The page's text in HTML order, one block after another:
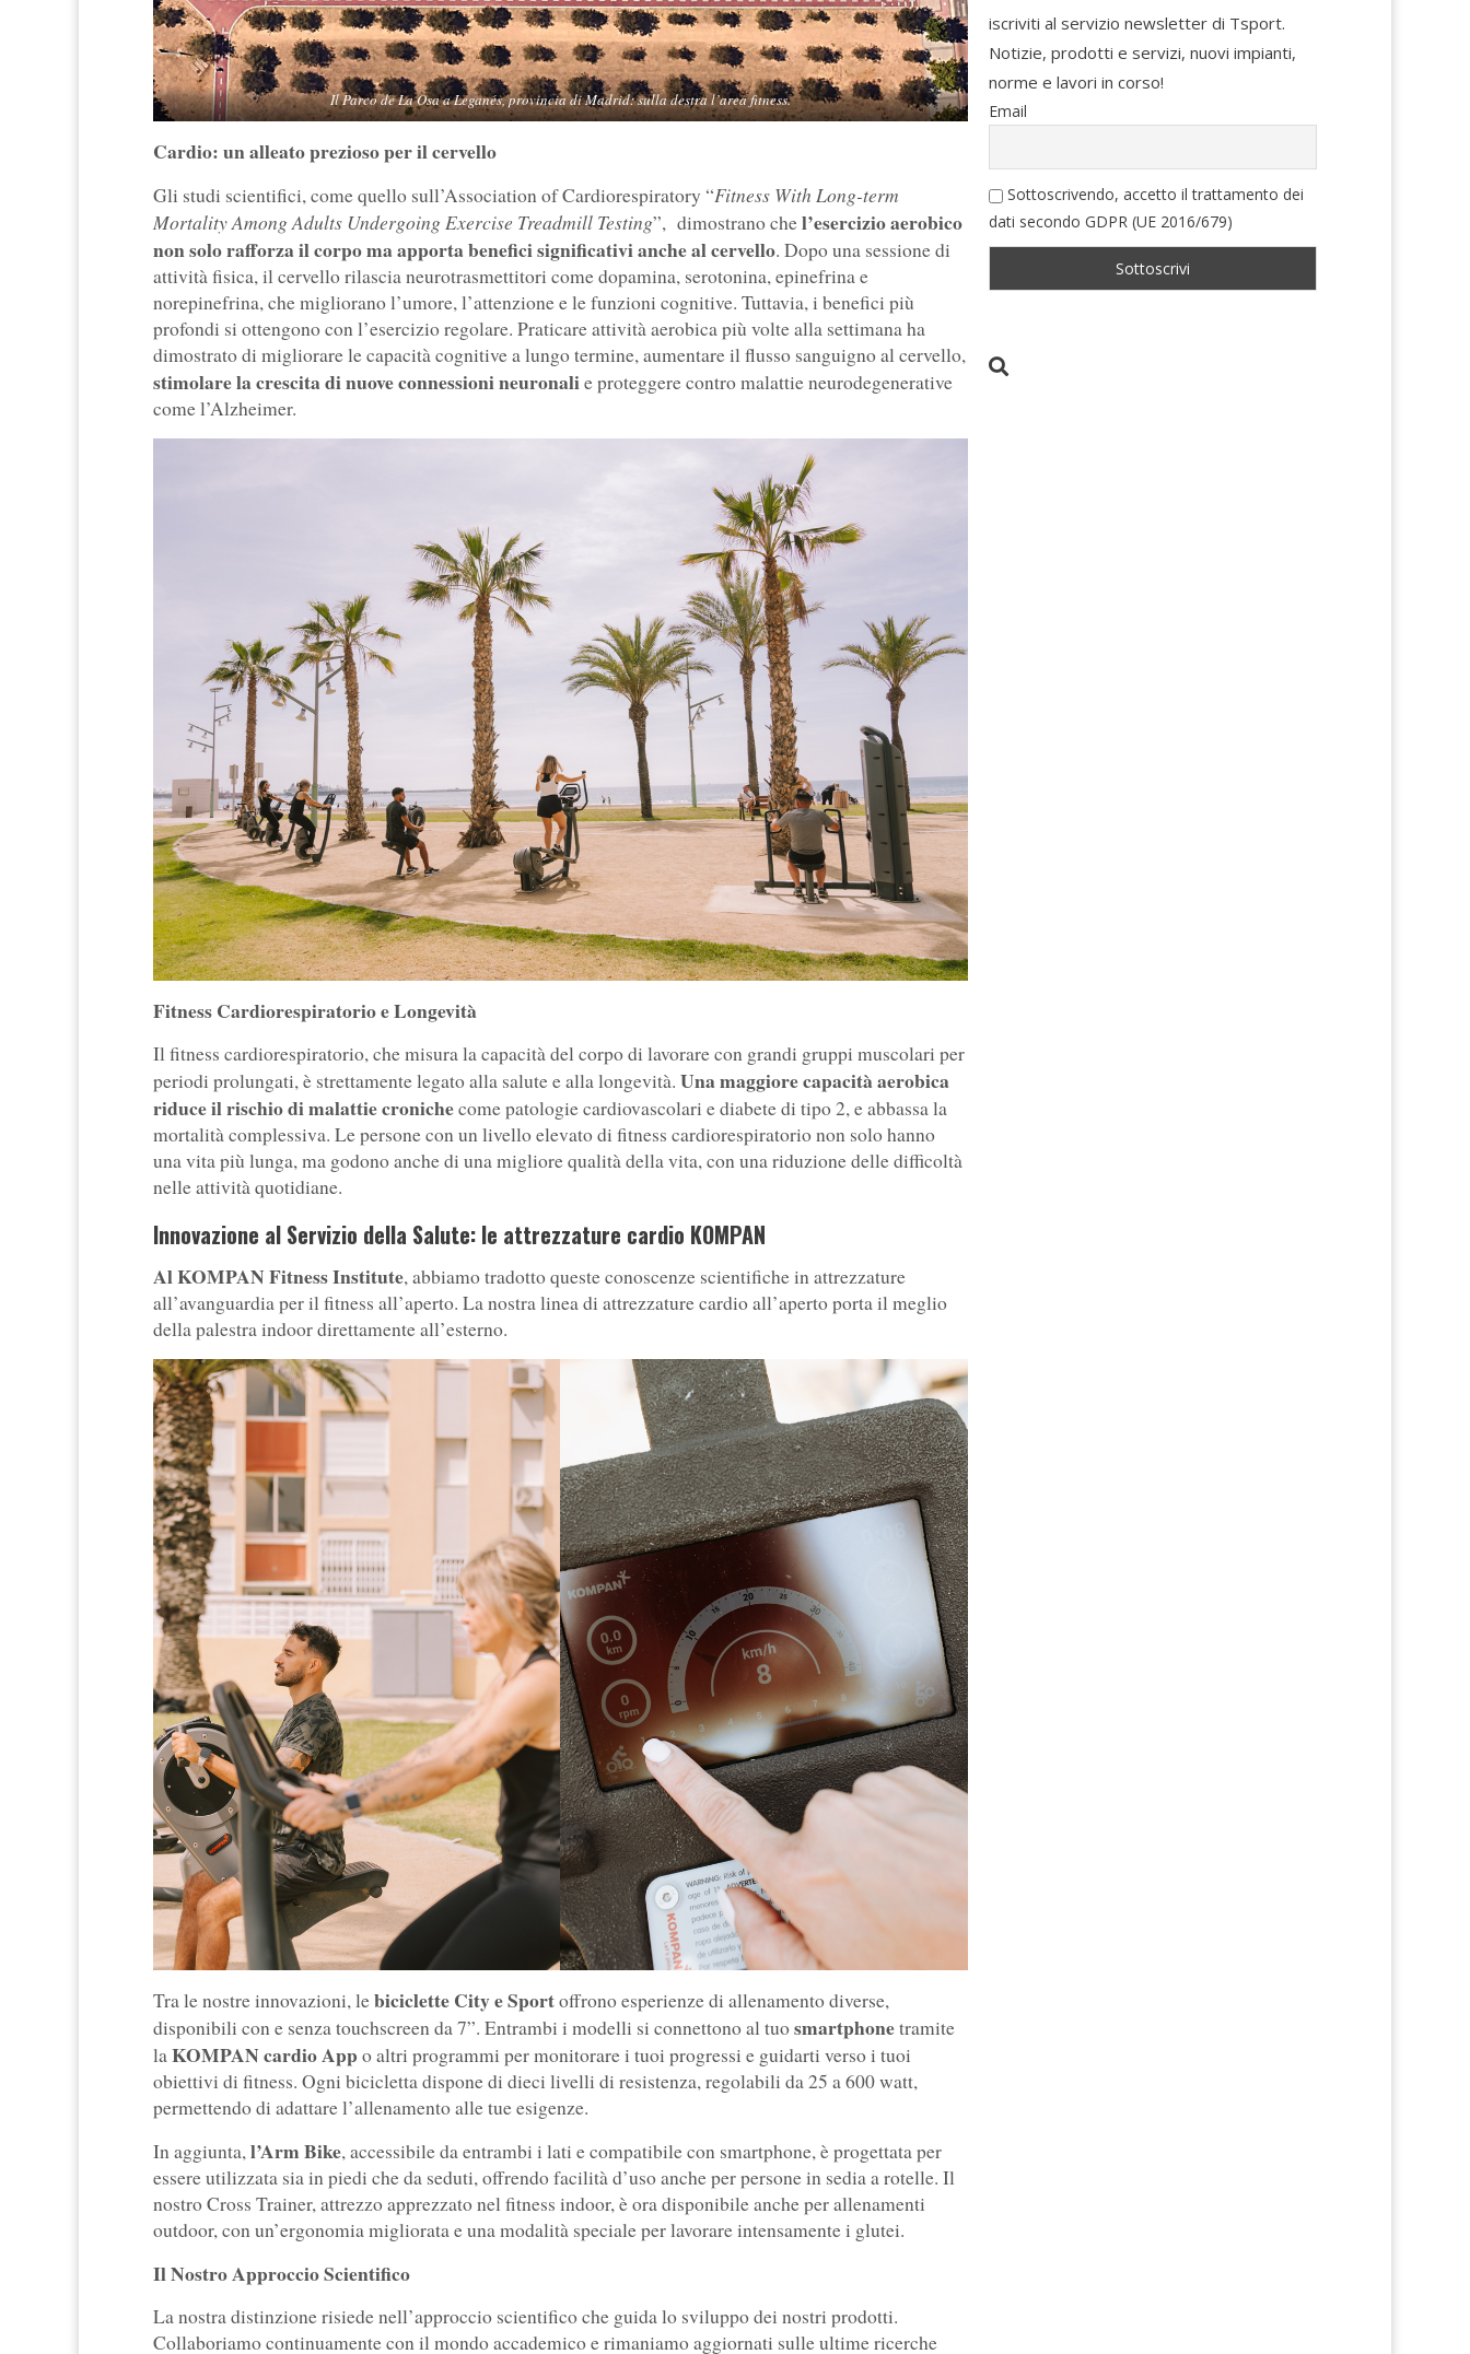
Il Parco de La Osa a Leganés, provincia di Madrid: sulla destra l’area fitness.
Cardio: un alleato prezioso per il cervello
Gli studi scientifici, come quello sull’Association of Cardiorespiratory “Fitness With Long-term
Mortality Among Adults Undergoing Exercise Treadmill Testing”, dimostrano chel’esercizio aerobico
non solo rafforza il corpo ma apporta benefici significativi anche al cervello. Dopo una sessione di
attività fisica, il cervello rilascia neurotrasmettitori come dopamina, serotonina, epinefrina e
norepinefrina, che migliorano l’umore, l’attenzione e le funzioni cognitive. Tuttavia, i benefici più
profondi si ottengono con l’esercizio regolare. Praticare attività aerobica più volte alla settimana ha
dimostrato di migliorare le capacità cognitive a lungo termine, aumentare il flusso sanguigno al cervello,
stimolare la crescita di nuove connessioni neuronalie proteggere contro malattie neurodegenerative
come l’Alzheimer.
Fitness Cardiorespiratorio e Longevità
Il fitness cardiorespiratorio, che misura la capacità del corpo di lavorare con grandi gruppi muscolari per
periodi prolungati, è strettamente legato alla salute e alla longevità. Una maggiore capacità aerobica
riduce il rischio di malattie cronichecome patologie cardiovascolari e diabete di tipo 2, e abbassa la
mortalità complessiva. Le persone con un livello elevato di fitness cardiorespiratorio non solo hanno
una vita più lunga, ma godono anche di una migliore qualità della vita, con una riduzione delle difficoltà
nelle attività quotidiane.
Innovazione al Servizio della Salute: le attrezzature cardio KOMPAN
Al KOMPAN Fitness Institute, abbiamo tradotto queste conoscenze scientifiche in attrezzature
all’avanguardia per il fitness all’aperto. La nostra linea di attrezzature cardio all’aperto porta il meglio
della palestra indoor direttamente all’esterno.
Tra le nostre innovazioni, lebiciclette City e Sportoffrono esperienze di allenamento diverse,
disponibili con e senza touchscreen da 7”. Entrambi i modelli si connettono al tuosmartphonetramite
laKOMPAN cardio App o altri programmi per monitorare i tuoi progressi e guidarti verso i tuoi
obiettivi di fitness. Ogni bicicletta dispone di dieci livelli di resistenza, regolabili da 25 a 600 watt,
permettendo di adattare l’allenamento alle tue esigenze.
In aggiunta,l’Arm Bike, accessibile da entrambi i lati e compatibile con smartphone, è progettata per
essere utilizzata sia in piedi che da seduti, offrendo facilità d’uso anche per persone in sedia a rotelle. Il
nostro Cross Trainer, attrezzo apprezzato nel fitness indoor, è ora disponibile anche per allenamenti
outdoor, con un’ergonomia migliorata e una modalità speciale per lavorare intensamente i glutei.
Il Nostro Approccio Scientifico
La nostra distinzione risiede nell’approccio scientifico che guida lo sviluppo dei nostri prodotti.
Collaboriamo continuamente con il mondo accademico e rimaniamo aggiornati sulle ultime ricerche
iscriviti al servizio newsletter di Tsport.
Notizie, prodotti e servizi, nuovi impianti,
norme e lavori in corso!
Email
Sottoscrivendo, accetto il trattamento dei
dati secondo GDPR (UE 2016/679)